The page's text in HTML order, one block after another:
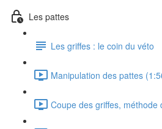
Les pattes
Les griffes : le coin du véto
Manipulation des pattes
Coupe des griffes, méthode